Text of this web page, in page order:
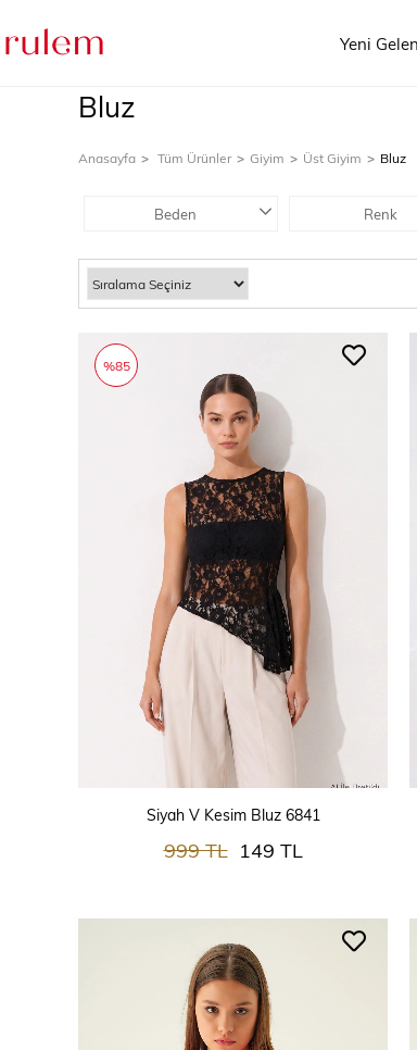
Yeni
Bluz
Anasayfa Tüm Ürünler Giyim Üst Giyim Bluz
Beden Renk
SEPETE EKLE
Siyah V Kesim Bluz 6841
149 TL
999 TL
%85